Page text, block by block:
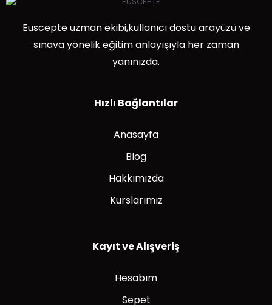
Euscepte uzman ekibi,kullanıcı dostu arayüzü ve
sınava yönelik eğitim anlayışıyla her zaman
yanınızda.
Hızlı Bağlantılar
Anasayfa
Blog
Hakkımızda
Kurslarımız
Kayıt ve Alışveriş
Hesabım
Sepet